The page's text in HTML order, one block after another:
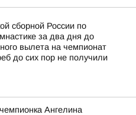
сборной России по
за два дня до
вылета на чемпионат
до сих пор не получили
Ангелина